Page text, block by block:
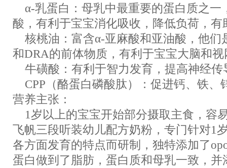
α-乳蛋白：母乳中最重要的蛋白质之一
酸，有利于宝宝消化吸收，降低负荷，有
核桃油：富含α-亚麻酸和亚油酸，他们
和DRA的前体物质，有利于宝宝大脑和
牛磺酸：有利于智力发育，提高神经传
CPP（酪蛋白磷酸肽）：促进钙、铁、
营养主张：
1岁以上的宝宝开始部分摄取主食，容
飞帆三段听装幼儿配方奶粉，专门针对1
各方面发育的特点而研制，独特添加了
蛋白做到了脂肪，蛋白质和母乳一致，